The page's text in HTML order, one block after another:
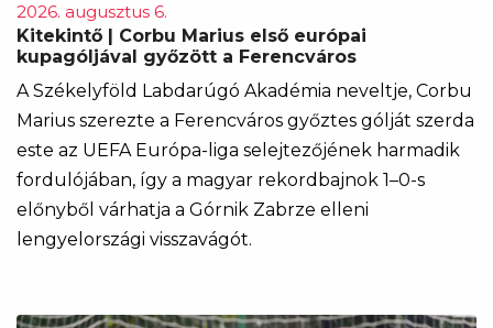
2026. augusztus 6.
Kitekintő | Corbu Marius első európai
kupagóljával győzött a Ferencváros
A Székelyföld Labdarúgó Akadémia neveltje, Corbu
Marius szerezte a Ferencváros győztes gólját szerda
este az UEFA Európa-liga selejtezőjének harmadik
fordulójában, így a magyar rekordbajnok 1–0-s
előnyből várhatja a Górnik Zabrze elleni
lengyelországi visszavágót.